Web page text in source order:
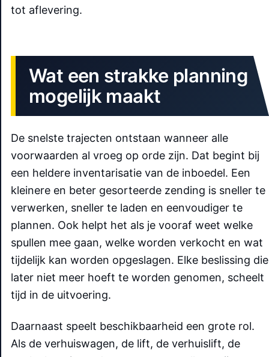
tot aflevering.
Wat een strakke planning
mogelijk maakt
De snelste trajecten ontstaan wanneer alle
voorwaarden al vroeg op orde zijn. Dat begint bij
een heldere inventarisatie van de inboedel. Een
kleinere en beter gesorteerde zending is sneller te
verwerken, sneller te laden en eenvoudiger te
plannen. Ook helpt het als je vooraf weet welke
spullen mee gaan, welke worden verkocht en wat
tijdelijk kan worden opgeslagen. Elke beslissing die
later niet meer hoeft te worden genomen, scheelt
tijd in de uitvoering.
Daarnaast speelt beschikbaarheid een grote rol.
Als de verhuiswagen, de lift, de verhuislift, de